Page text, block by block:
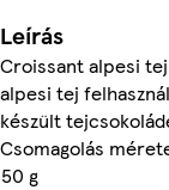
Leírás
Croissant alpesi
alpesi tej
készült
Csomagolás
50 g